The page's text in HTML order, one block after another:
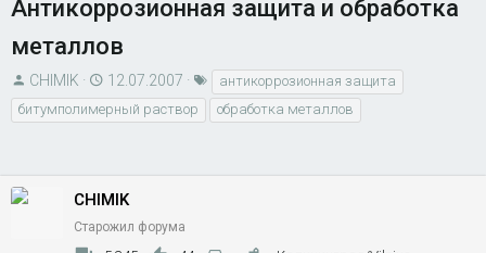
Антикоррозионная защита и обработка
металлов
А
в
т
р
CHIMIK
Д
а
т
н
а
ч
12.07.2007
е
г
антикоррозионная защита
битумполимерный раствор
обработка металлов
CHIMIK
Старожил форума